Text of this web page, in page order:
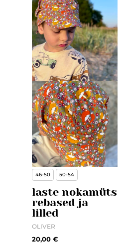
46-50 50-54
laste nokamüts
rebased ja
lilled
OLIVER
20,00 €